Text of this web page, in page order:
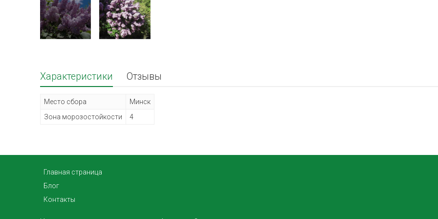
Характеристики Отзывы
Место сбора
Минск
Зона морозостойкости
4
Главная страница
Блог
Контакты